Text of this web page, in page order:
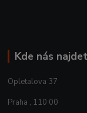
Kde nás
Opletalova 37
Praha , 110 00